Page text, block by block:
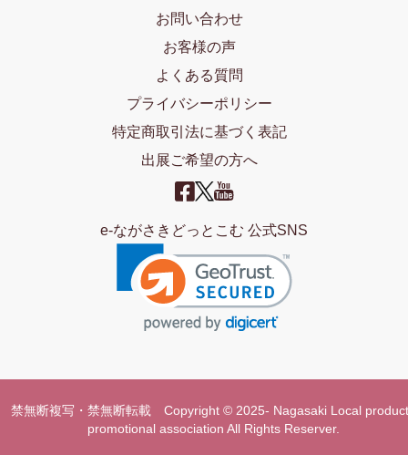
お問い合わせ
お客様の声
よくある質問
プライバシーポリシー
特定商取引法に基づく表記
出展ご希望の方へ
e-ながさきどっとこむ 公式SNS
禁無断複写・禁無断転載 Copyright © 2025- Nagasaki Local
promotional association All Rights Reserver.